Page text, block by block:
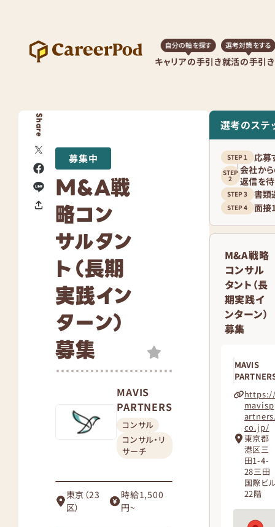
キャリアの手引き
自分の軸を探す
就活の手引き
選考対策をする
Share
募集中
M&A戦
略コン
サルタン
ト（長期
実践イン
ターン）
募集
MAVIS
PARTNERS
コンサル
コンサル・リ
サーチ
東京（23
区）
時給1,500
円~
選考のステ
応募
会社か
返信を
書類
面接
M&A戦略
コンサル
タント（長
期実践イ
ンターン）
募集
MAVIS
mavisp
co.jp/
東京都
港区三
田1-4-
28三田
国際ビ
22階